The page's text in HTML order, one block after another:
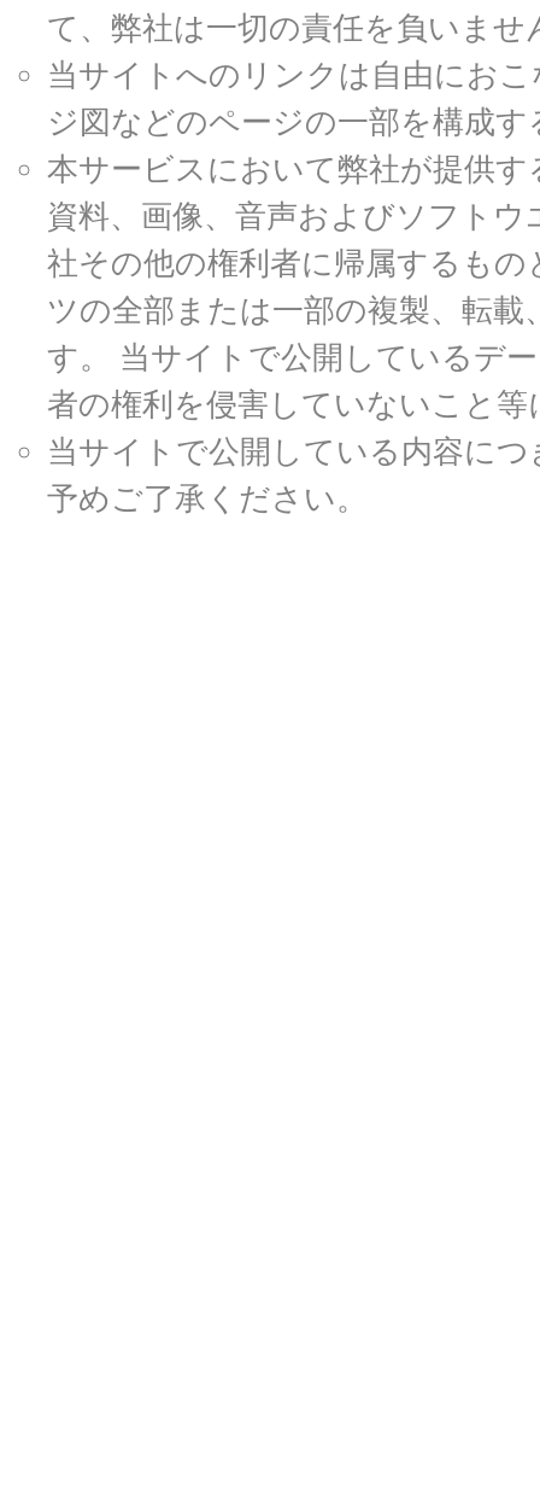
て、弊社は一切の責任を負いませ
当サイトへのリンクは自由にお
ジ図などのページの一部を構成
本サービスにおいて弊社が提供
資料、画像、音声およびソフト
社その他の権利者に帰属するも
ツの全部または一部の複製、転
す。 当サイトで公開しているデ
者の権利を侵害していないこと
当サイトで公開している内容に
予めご了承ください。